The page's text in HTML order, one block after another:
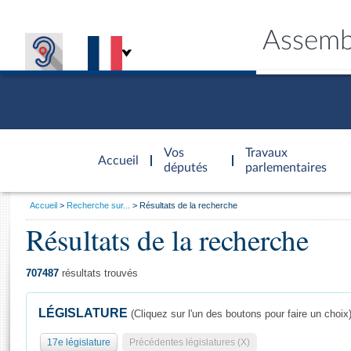
Accueil
d'accueil
Vos
députés
Travaux
parlementaires
Général
Vous
Accueil Recherche sur... Résultats de la recherche
Résultats de la recherche
707487 résultats trouvés
LÉGISLATURE (Cliquez sur l'un des boutons pour faire un choix)
17e législature Précédentes législatures (X)